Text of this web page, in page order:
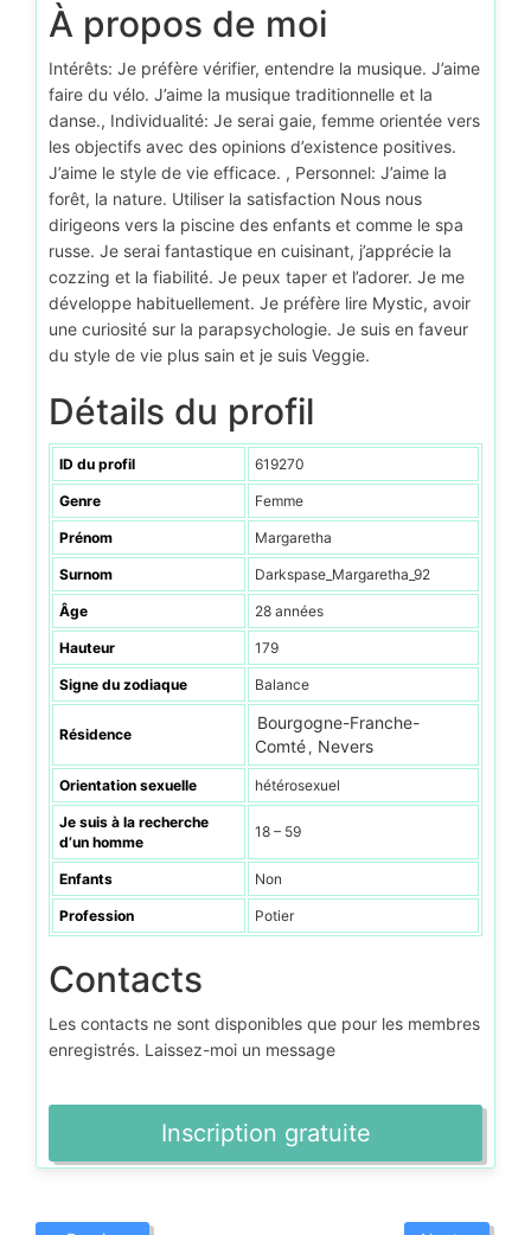
À propos de moi
Intérêts: Je préfère vérifier, entendre la musique. J’aime
faire du vélo. J’aime la musique traditionnelle et la
danse., Individualité: Je serai gaie, femme orientée vers
les objectifs avec des opinions d’existence positives.
J’aime le style de vie efficace. , Personnel: J’aime la
forêt, la nature. Utiliser la satisfaction Nous nous
dirigeons vers la piscine des enfants et comme le spa
russe. Je serai fantastique en cuisinant, j’apprécie la
cozzing et la fiabilité. Je peux taper et l’adorer. Je me
développe habituellement. Je préfère lire Mystic, avoir
une curiosité sur la parapsychologie. Je suis en faveur
du style de vie plus sain et je suis Veggie.
Détails du profil
ID du profil 619270
Genre Femme
Prénom Margaretha
Surnom Darkspase_Margaretha_92
Âge 28 années
Hauteur 179
Signe du zodiaque Balance
Résidence
Bourgogne-Franche-
Comté , Nevers
Orientation sexuelle hétérosexuel
Je suis à la recherche
d’un homme
18 – 59
Enfants Non
Profession Potier
Contacts
Les contacts ne sont disponibles que pour les membres
enregistrés. Laissez-moi un message
Inscription gratuite